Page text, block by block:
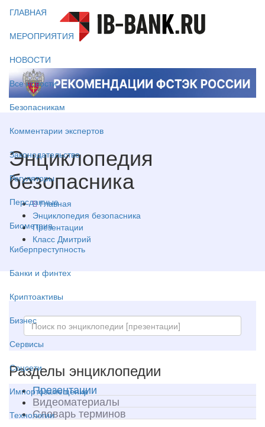
ГЛАВНАЯ
МЕРОПРИЯТИЯ
НОВОСТИ
Все новости
Безопасникам
Комментарии экспертов
Законодательство
Регуляторы
Персданные
Биометрия
Киберпреступность
Банки и финтех
Криптоактивы
Бизнес
Сервисы
Соцсети
Импортозамещение
Технологии
Энциклопедия
безопасника
Главная
Энциклопедия безопасника
Презентации
Класс Дмитрий
Разделы энциклопедии
Презентации
Видеоматериалы
Словарь терминов